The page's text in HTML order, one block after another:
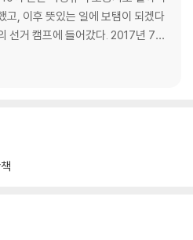
고, 이후 뜻있는 일에 보탬이 되겠다
선거 캠프에 들어갔다. 2017년 7월
발령받아 여성으로는 처음으로 도
상사 안희정의 성폭력 범죄를 세상